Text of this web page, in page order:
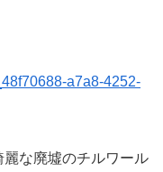
a7a8-4252-
な廃墟のチルワール